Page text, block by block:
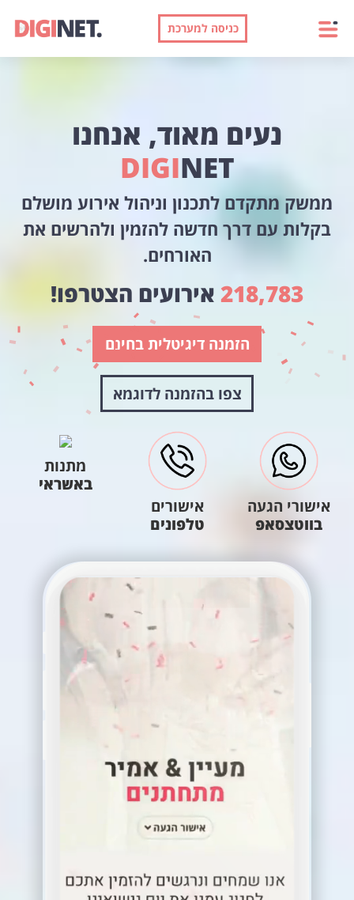
כניסה למערכת
נעים מאוד, אנחנו
DIGINET
ממשק מתקדם לתכנון וניהול אירוע מושלם
בקלות עם דרך חדשה להזמין ולהרשים את
האורחים.
218,783 אירועים הצטרפו!
הזמנה דיגיטלית בחינם
צפו בהזמנה לדוגמא
אישורי הגעה
בווטצסאפ
אישורים
טלפונים
מתנות
באשראי